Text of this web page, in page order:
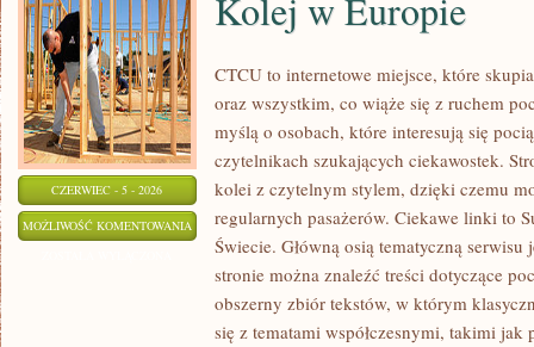
CZERWIEC - 5 - 2026
MOŻLIWOŚĆ KOMENTOWANIA KOLEJ
EUROPIE
CTCU to internetowe miejsce, które
oraz wszystkim, co wiąże się z ruchem
myślą o osobach, które interesują się
czytelnikach szukających ciekawostek.
kolei z czytelnym stylem, dzięki czemu
regularnych pasażerów. Ciekawe linki to
Świecie. Główną osią tematyczną
stronie można znaleźć treści dotyczące
obszerny zbiór tekstów, w którym
się z tematami współczesnymi, takimi